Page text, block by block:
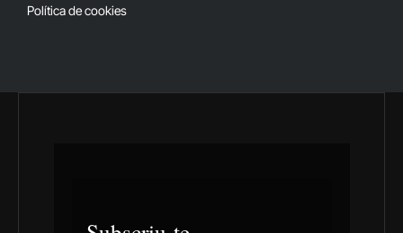
Política de cookies